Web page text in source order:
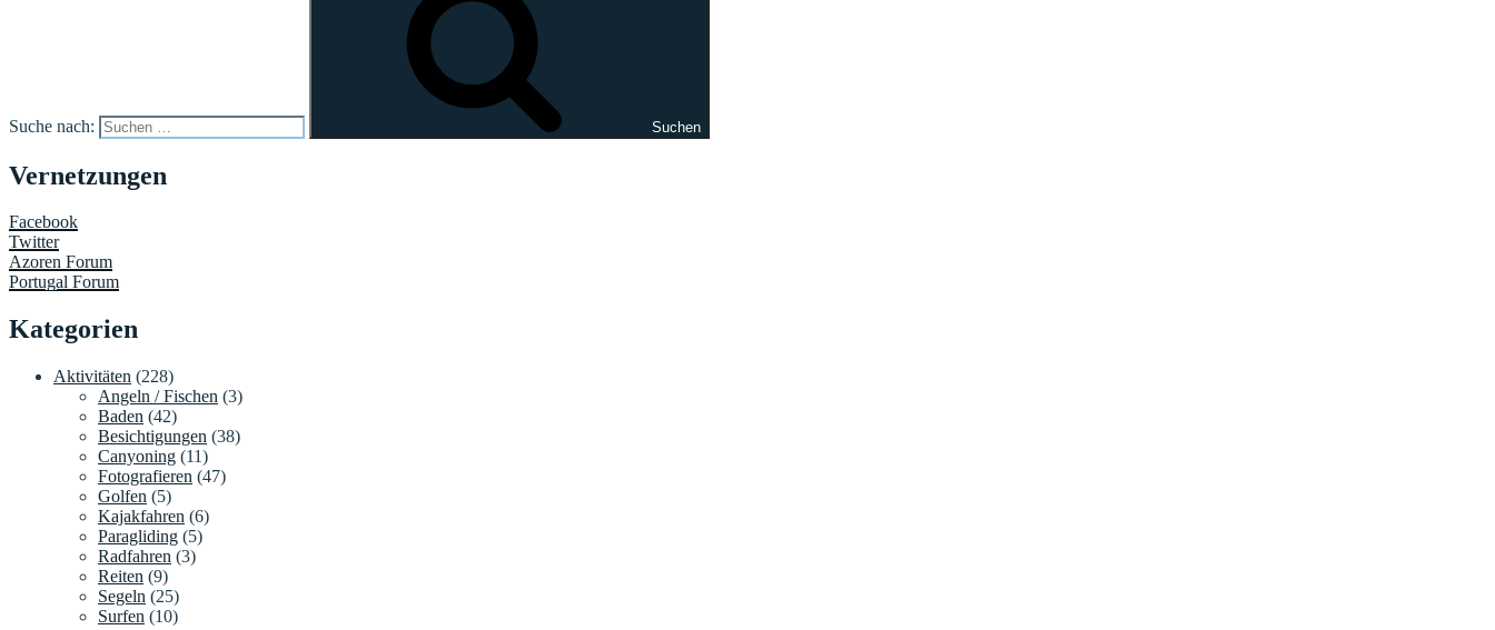
Suche nach: Suchen
Vernetzungen
Facebook
Twitter
Azoren Forum
Portugal Forum
Kategorien
Aktivitäten (228)
Angeln / Fischen (3)
Baden (42)
Besichtigungen (38)
Canyoning (11)
Fotografieren (47)
Golfen (5)
Kajakfahren (6)
Paragliding (5)
Radfahren (3)
Reiten (9)
Segeln (25)
Surfen (10)